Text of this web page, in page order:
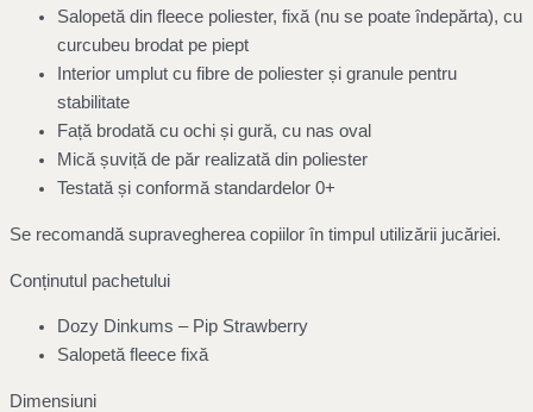
Salopetă din fleece poliester, fixă (nu se poate îndepărta), cu
curcubeu brodat pe piept
Interior umplut cu fibre de poliester și granule pentru
stabilitate
Față brodată cu ochi și gură, cu nas oval
Mică șuviță de păr realizată din poliester
Testată și conformă standardelor 0+
Se recomandă supravegherea copiilor în timpul utilizării jucăriei.
Conținutul pachetului
Dozy Dinkums – Pip Strawberry
Salopetă fleece fixă
Dimensiuni